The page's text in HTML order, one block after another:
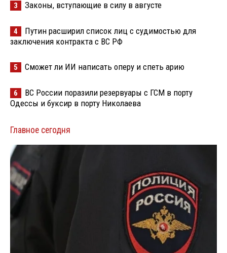
3 Законы, вступающие в силу в августе
4
Путин расширил список лиц с судимостью для
заключения контракта с ВС РФ
5 Сможет ли ИИ написать оперу и спеть арию
6
ВС России поразили резервуары с ГСМ в порту
Одессы и буксир в порту Николаева
Главное сегодня